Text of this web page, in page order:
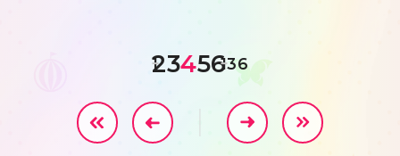
1
23456136